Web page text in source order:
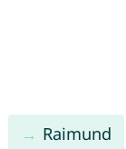
Raimund